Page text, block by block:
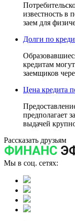
известность в
заем для
Долги по
кредитам
заемщиков
Цена кредита
предполагает
выдачей
Рассказать друзьям
Мы в соц. сетях: